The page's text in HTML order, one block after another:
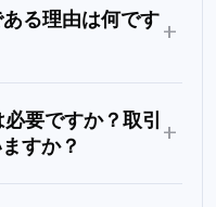
る理由は何です+
要ですか？取引
すか？
+